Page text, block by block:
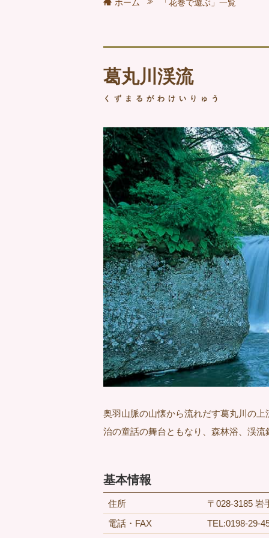
ホーム 「花巻で遊ぶ」一覧
葛丸川渓流
くずまるがわけいりゅう
奥羽山脈の山懐から流れだす葛丸川の
治の童話の舞台ともなり、森林浴、渓
基本情報
住所
〒028-3185 岩
電話・FAX
TEL:0198-29-